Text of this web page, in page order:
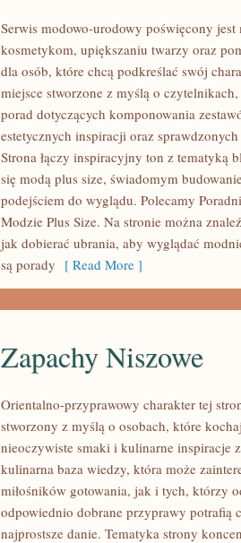
Serwis modowo-urodowy poświęcony
kosmetykom, upiększaniu twarzy oraz
dla osób, które chcą podkreślać swój
miejsce stworzone z myślą o
porad dotyczących komponowania
estetycznych inspiracji oraz
Strona łączy inspiracyjny ton z tematyką
się modą plus size, świadomym
podejściem do wyglądu. Polecamy
Modzie Plus Size. Na stronie można
jak dobierać ubrania, aby wyglądać
są porady [ Read More ]
Zapachy Niszowe
Orientalno-przyprawowy charakter tej
stworzony z myślą o osobach, które
nieoczywiste smaki i kulinarne inspiracje
kulinarna baza wiedzy, która może
miłośników gotowania, jak i tych, którzy
odpowiednio dobrane przyprawy potrafią
najprostsze danie. Tematyka strony